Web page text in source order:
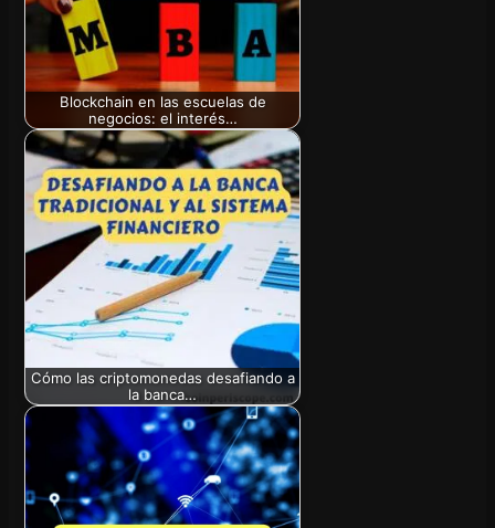
Blockchain en las escuelas de
negocios: el interés…
Cómo las criptomonedas desafiando a
la banca…